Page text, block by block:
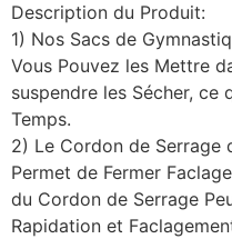
Description du Produit:
1) Nos Sacs de
Vous Pouvez les Mettre
suspendre les Sécher, ce
Temps.
2) Le Cordon de Serrage
Permet de Fermer
du Cordon de Serrage
Rapidation et